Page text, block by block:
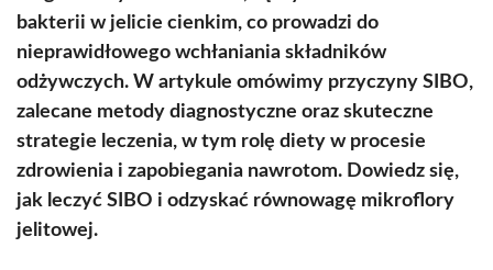
bakterii w jelicie cienkim, co prowadzi do
nieprawidłowego wchłaniania składników
odżywczych. W artykule omówimy przyczyny SIBO,
zalecane metody diagnostyczne oraz skuteczne
strategie leczenia, w tym rolę diety w procesie
zdrowienia i zapobiegania nawrotom. Dowiedz się,
jak leczyć SIBO i odzyskać równowagę mikroflory
jelitowej.